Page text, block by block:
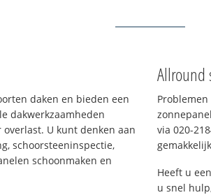
daken en bieden een
dakwerkzaamheden
U kunt denken aan
schoorsteeninspectie,
schoonmaken en
Allround
via 020-
Heeft u
u snel